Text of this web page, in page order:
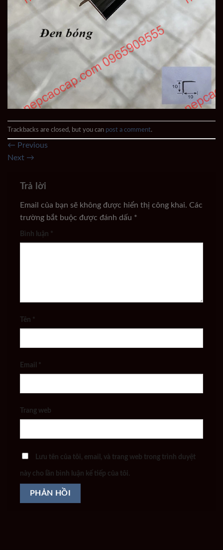
Trackbacks are closed, but you can post a comment.
← Previous
Next →
Trả lời
Email của bạn sẽ không được hiển thị công khai. Các
trường bắt buộc được đánh dấu *
Bình luận *
Tên *
Email *
Trang web
Lưu tên của tôi, email, và trang web trong trình duyệt
này cho lần bình luận kế tiếp của tôi.